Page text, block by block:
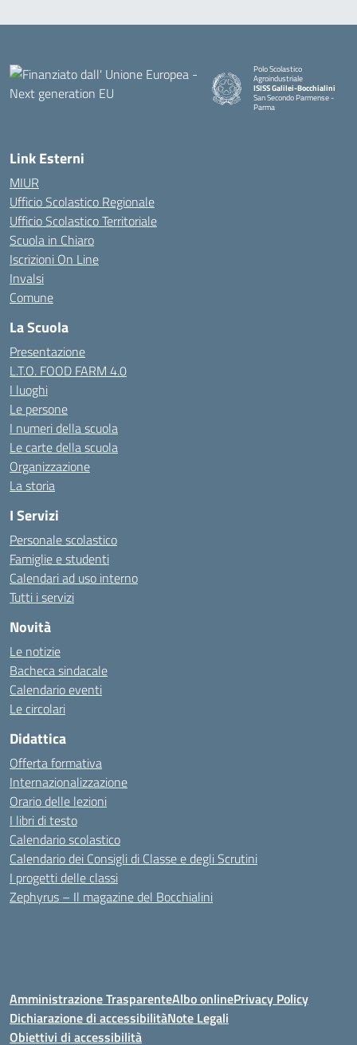
Polo Scolastico
Agroindustriale
ISISS Galilei-Bocchialini
San Secondo Parmense -
Parma
Link Esterni
MIUR
Ufficio Scolastico Regionale
Ufficio Scolastico Territoriale
Scuola in Chiaro
Iscrizioni On Line
Invalsi
Comune
La Scuola
Presentazione
L.T.O. FOOD FARM 4.0
I luoghi
Le persone
I numeri della scuola
Le carte della scuola
Organizzazione
La storia
I Servizi
Personale scolastico
Famiglie e studenti
Calendari ad uso interno
Tutti i servizi
Novità
Le notizie
Bacheca sindacale
Calendario eventi
Le circolari
Didattica
Offerta formativa
Internazionalizzazione
Orario delle lezioni
I libri di testo
Calendario scolastico
Calendario dei Consigli di Classe e degli Scrutini
I progetti delle classi
Zephyrus – Il magazine del Bocchialini
Amministrazione TrasparenteAlbo onlinePrivacy Policy
Dichiarazione di accessibilitàNote Legali
Obiettivi di accessibilità